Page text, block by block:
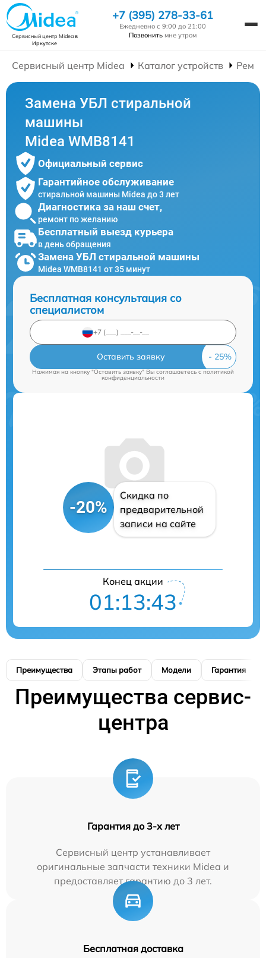
Сервисный центр Mideaв
Иркутске
+7 (395) 278-33-61
Ежедневно с 9:00 до 21:00
Позвонить мне утром
Сервисный центр Midea Каталог устройств
Замена УБЛ стиральной
машины
Midea WMB8141
Официальный сервис
Гарантийное обслуживание
стиральной машины Midea до 3 лет
Диагностика за наш счет,
ремонт по желанию
Бесплатный выезд курьера
в день обращения
Замена УБЛ стиральной машины
Midea WMB8141 от 35 минут
Бесплатная консультация со
специалистом
Оставить заявку
Нажимая на кнопку "Оставить заявку" Вы соглашаетесь cполитикой
конфиденциальности
-20%
Скидка по
предварительной
записи на сайте
Конец акции
01:13:42
Преимущества Этапы работ Модели Гарантия
Преимущества сервис-
центра
Гарантия до 3-х лет
Сервисный центр устанавливает
оригинальные запчасти техники Midea и
предоставляет гарантию до 3 лет.
Бесплатная доставка